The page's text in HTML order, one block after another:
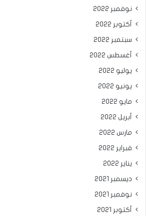
نوفمبر 2022
أكتوبر 2022
سبتمبر 2022
أغسطس 2022
يوليو 2022
يونيو 2022
مايو 2022
أبريل 2022
مارس 2022
فبراير 2022
يناير 2022
ديسمبر 2021
نوفمبر 2021
أكتوبر 2021